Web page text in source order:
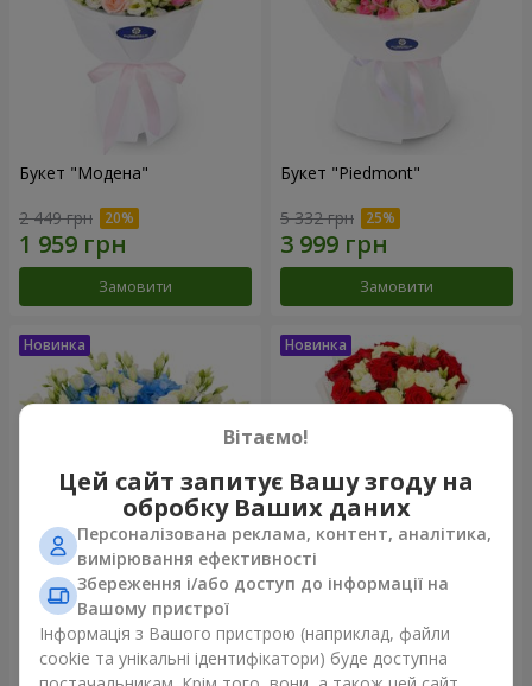
Букет "Модена"
2 449 грн
Замовити
Букет "Piedmont"
5 332 грн
Замовити
Композиція "Сільвія"
3 513 грн
Букет "Katarina"
2 949 грн
Вітаємо!
Цей сайт запитує Вашу згоду на
обробку Ваших даних
Персоналізована реклама, контент, аналітика,
вимірювання ефективності
Збереження і/або доступ до інформації на
Вашому пристрої
Інформація з Вашого пристрою (наприклад, файли
cookie та унікальні ідентифікатори) буде доступна